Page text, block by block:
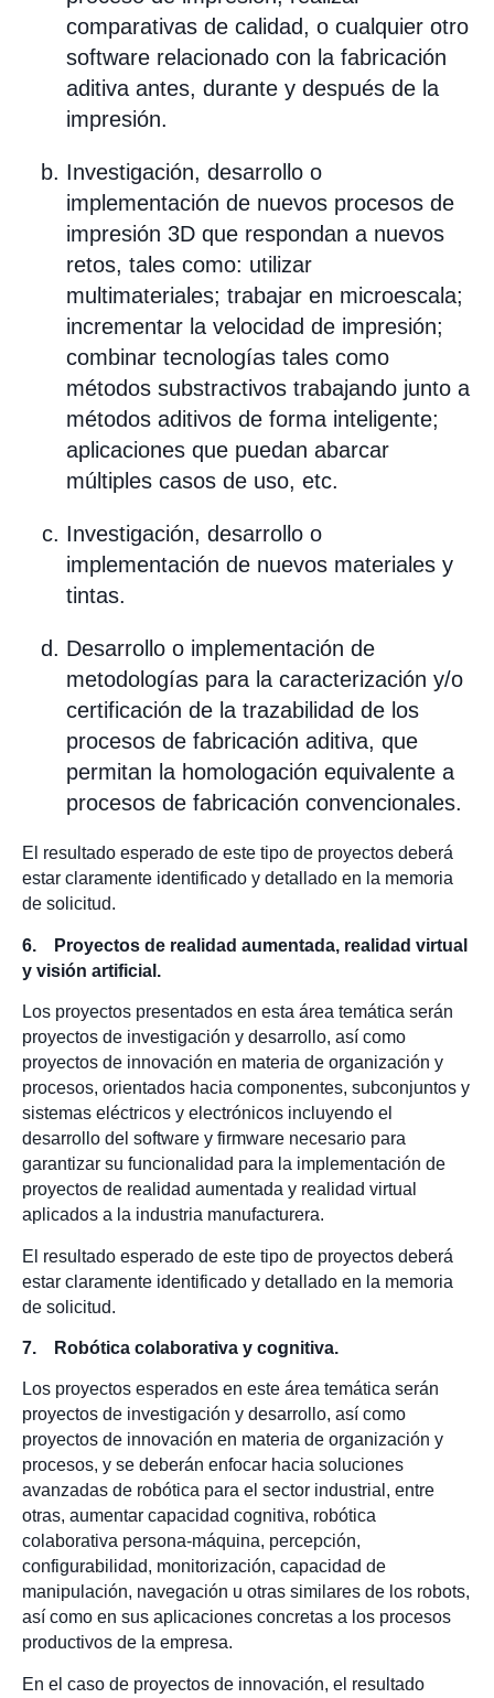
comparativas de calidad, o cualquier otro
software relacionado con la fabricación
aditiva antes, durante y después de la
impresión.
Investigación, desarrollo o
implementación de nuevos procesos de
impresión 3D que respondan a nuevos
retos, tales como: utilizar
multimateriales; trabajar en microescala;
incrementar la velocidad de impresión;
combinar tecnologías tales como
métodos substractivos trabajando junto a
métodos aditivos de forma inteligente;
aplicaciones que puedan abarcar
múltiples casos de uso, etc.
Investigación, desarrollo o
implementación de nuevos materiales y
tintas.
Desarrollo o implementación de
metodologías para la caracterización y/o
certificación de la trazabilidad de los
procesos de fabricación aditiva, que
permitan la homologación equivalente a
procesos de fabricación convencionales.
El resultado esperado de este tipo de proyectos deberá
estar claramente identificado y detallado en la memoria
de solicitud.
6. Proyectos de realidad aumentada, realidad virtual
y visión artificial.
Los proyectos presentados en esta área temática serán
proyectos de investigación y desarrollo, así como
proyectos de innovación en materia de organización y
procesos, orientados hacia componentes, subconjuntos y
sistemas eléctricos y electrónicos incluyendo el
desarrollo del software y firmware necesario para
garantizar su funcionalidad para la implementación de
proyectos de realidad aumentada y realidad virtual
aplicados a la industria manufacturera.
El resultado esperado de este tipo de proyectos deberá
estar claramente identificado y detallado en la memoria
de solicitud.
7. Robótica colaborativa y cognitiva.
Los proyectos esperados en este área temática serán
proyectos de investigación y desarrollo, así como
proyectos de innovación en materia de organización y
procesos, y se deberán enfocar hacia soluciones
avanzadas de robótica para el sector industrial, entre
otras, aumentar capacidad cognitiva, robótica
colaborativa persona-máquina, percepción,
configurabilidad, monitorización, capacidad de
manipulación, navegación u otras similares de los robots,
así como en sus aplicaciones concretas a los procesos
productivos de la empresa.
En el caso de proyectos de innovación, el resultado